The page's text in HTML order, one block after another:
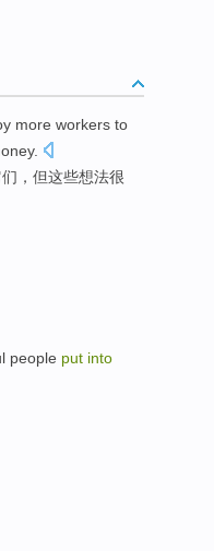
more workers to
.
， 但这些想法很
people put into